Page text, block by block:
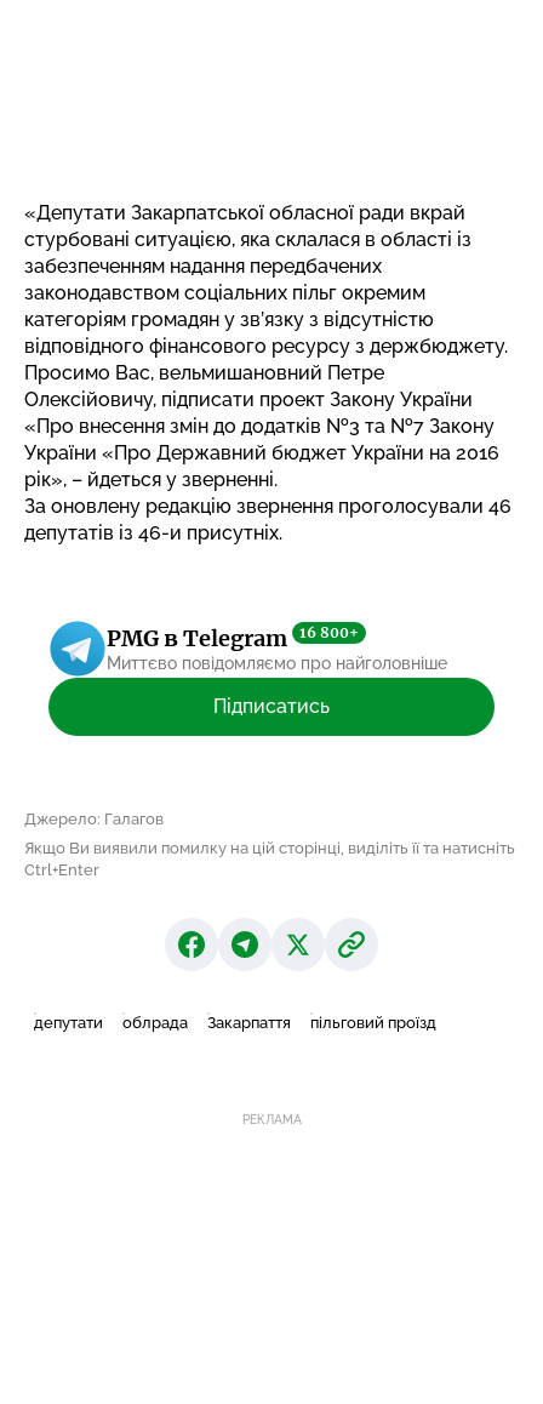
«Депутати Закарпатської обласної ради вкрай
стурбовані ситуацією, яка склалася в області із
забезпеченням надання передбачених
законодавством соціальних пільг окремим
категоріям громадян у зв’язку з відсутністю
відповідного фінансового ресурсу з держбюджету.
Просимо Вас, вельмишановний Петре
Олексійовичу, підписати проект Закону України
«Про внесення змін до додатків №3 та №7 Закону
України «Про Державний бюджет України на 2016
рік», – йдеться у зверненні.
За оновлену редакцію звернення проголосували 46
депутатів із 46-и присутніх.
PMG в Telegram 16 800+
Миттєво повідомляємо про найголовніше
Підписатись
Джерело: Галагов
Якщо Ви виявили помилку на цій сторінці, виділіть її та натисніть
Ctrl+Enter
депутати облрада Закарпаття пільговий проїзд
РЕКЛАМА